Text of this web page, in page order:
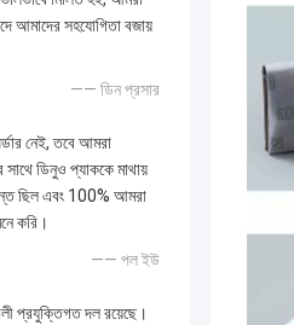
আমাদের সহযোগিতা বজায়
—— ডিন প্রসার
নেই, তবে আমরা
ডিনুও প্যাককে মাথায়
ছিল এবং 100% আমরা
করি।
—— পল ইউ
প্রযুক্তিগত দল রয়েছে।